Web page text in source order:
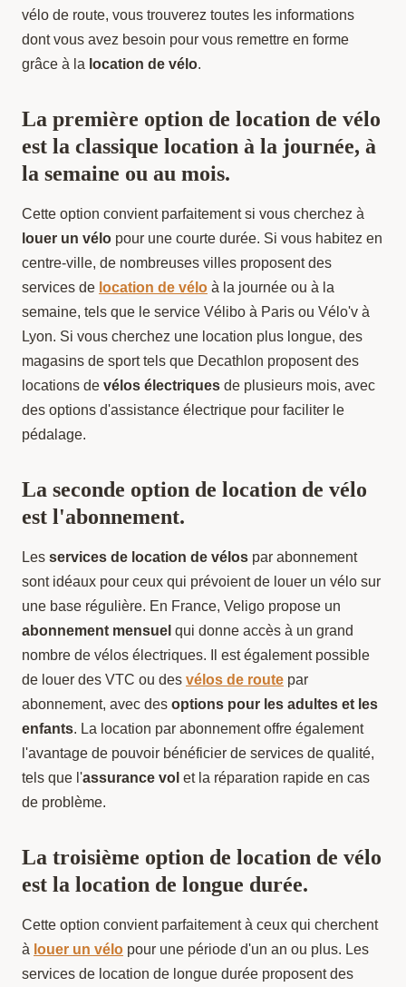
vélo de route, vous trouverez toutes les informations
dont vous avez besoin pour vous remettre en forme
grâce à la location de vélo.
La première option de location de vélo
est la classique location à la journée, à
la semaine ou au mois.
Cette option convient parfaitement si vous cherchez à
louer un vélo pour une courte durée. Si vous habitez en
centre-ville, de nombreuses villes proposent des
services de location de vélo à la journée ou à la
semaine, tels que le service Vélibo à Paris ou Vélo'v à
Lyon. Si vous cherchez une location plus longue, des
magasins de sport tels que Decathlon proposent des
locations de vélos électriques de plusieurs mois, avec
des options d'assistance électrique pour faciliter le
pédalage.
La seconde option de location de vélo
est l'abonnement.
Les services de location de vélos par abonnement
sont idéaux pour ceux qui prévoient de louer un vélo sur
une base régulière. En France, Veligo propose un
abonnement mensuel qui donne accès à un grand
nombre de vélos électriques. Il est également possible
de louer des VTC ou des vélos de route par
abonnement, avec des options pour les adultes et les
enfants. La location par abonnement offre également
l'avantage de pouvoir bénéficier de services de qualité,
tels que l'assurance vol et la réparation rapide en cas
de problème.
La troisième option de location de vélo
est la location de longue durée.
Cette option convient parfaitement à ceux qui cherchent
à louer un vélo pour une période d'un an ou plus. Les
services de location de longue durée proposent des